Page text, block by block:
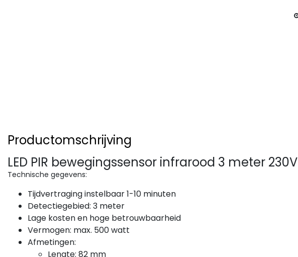
Productomschrijving
LED PIR bewegingssensor infrarood 3 meter 230V
Technische gegevens:
Tijdvertraging instelbaar 1-10 minuten
Detectiegebied: 3 meter
Lage kosten en hoge betrouwbaarheid
Vermogen: max. 500 watt
Afmetingen:
Lengte: 82 mm